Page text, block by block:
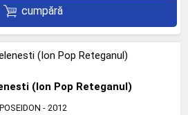
cumpără
(Ion Pop Reteganul)
POSEIDON - 2012